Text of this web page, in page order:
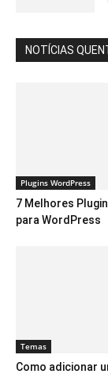
NOTÍCIAS
Plugins WordPress
7 Melhores
para WordPress
Temas
Como adicionar